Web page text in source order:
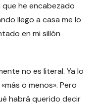
he encabezado
llego a casa me lo
en mi sillón
no es literal. Ya lo
o menos». Pero
habrá querido decir